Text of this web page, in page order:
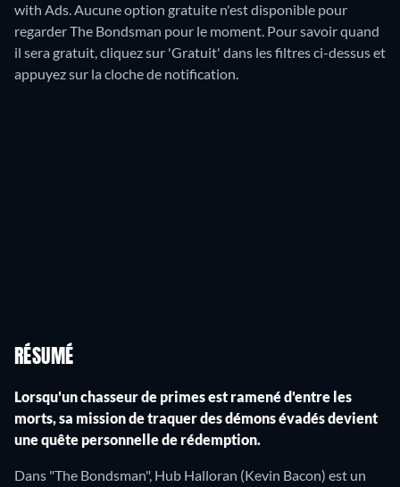
with Ads.Aucune option gratuite n'est disponible pour
regarder The Bondsman pour le moment. Pour savoir quand
il sera gratuit, cliquez sur 'Gratuit' dans les filtres ci-dessus et
appuyez sur la cloche de notification.
RÉSUMÉ
Lorsqu'un chasseur de primes est ramené d'entre les
morts, sa mission de traquer des démons évadés devient
une quête personnelle de rédemption.
Dans "The Bondsman", Hub Halloran (Kevin Bacon) est un